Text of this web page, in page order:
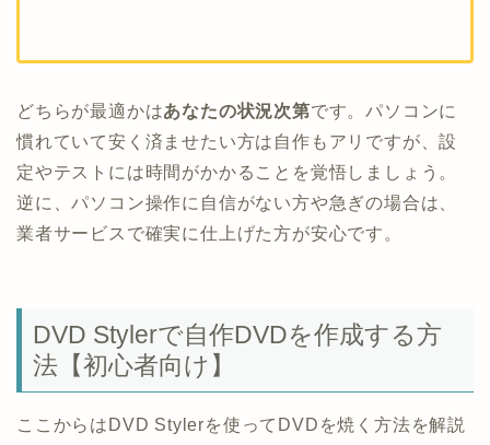
どちらが最適かはあなたの状況次第です。パソコンに
慣れていて安く済ませたい方は自作もアリですが、設
定やテストには時間がかかることを覚悟しましょう。
逆に、パソコン操作に自信がない方や急ぎの場合は、
業者サービスで確実に仕上げた方が安心です。
DVD Stylerで自作DVDを作成する方
法【初心者向け】
ここからはDVD Stylerを使ってDVDを焼く方法を解説